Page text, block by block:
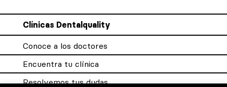
Clínicas Dentalquality
Conoce a los doctores
Encuentra tu clínica
Resolvemos tus dudas